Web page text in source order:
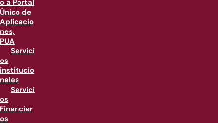
o a Portal
Único de
Aplicacio
nes,
PUA
Servici
os
institucio
nales
Servici
os
Financier
os